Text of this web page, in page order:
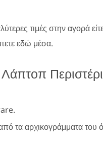
τιμές στην αγορά
εδώ μέσα.
τα αρχικογράμματα